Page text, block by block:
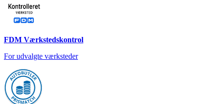
FDM Værkstedskontrol
For udvalgte værksteder